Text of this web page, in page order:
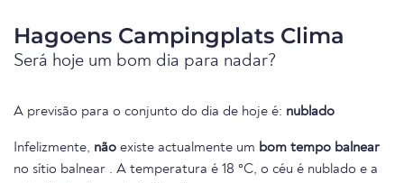
Hagoens Campingplats Clima
Será hoje um bom dia para nadar?
A previsão para o conjunto do dia de hoje é: nublado
Infelizmente, não existe actualmente um bom tempo balnear
no sítio balnear . A temperatura é 18 °C, o céu é nublado e a